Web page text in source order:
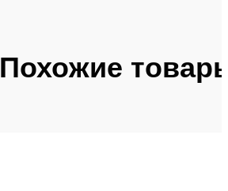
Похожие